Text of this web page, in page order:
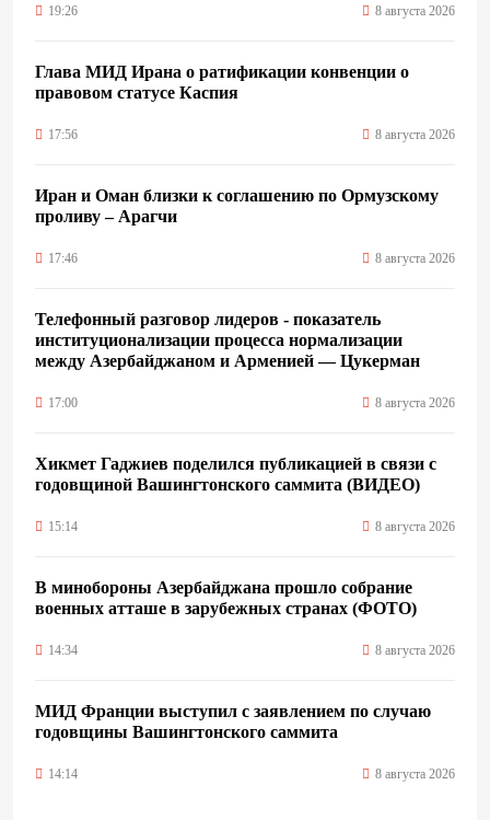
19:26 8 августа 2026
Глава МИД Ирана о ратификации конвенции о
правовом статусе Каспия
17:56 8 августа 2026
Иран и Оман близки к соглашению по Ормузскому
проливу – Арагчи
17:46 8 августа 2026
Телефонный разговор лидеров - показатель
институционализации процесса нормализации
между Азербайджаном и Арменией — Цукерман
17:00 8 августа 2026
Хикмет Гаджиев поделился публикацией в связи с
годовщиной Вашингтонского саммита (ВИДЕО)
15:14 8 августа 2026
В минобороны Азербайджана прошло собрание
военных атташе в зарубежных странах (ФОТО)
14:34 8 августа 2026
МИД Франции выступил с заявлением по случаю
годовщины Вашингтонского саммита
14:14 8 августа 2026